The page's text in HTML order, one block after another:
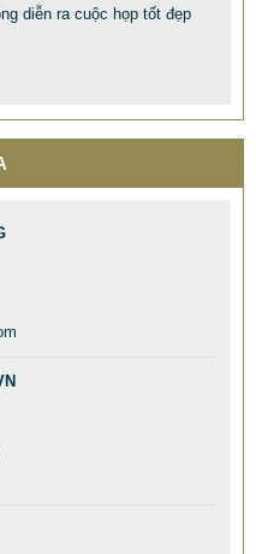
- XE ĐẨY HÀNH LÝ SÂN
VNĐ
304 GIA RE
diễn ra cuộc họp tốt đẹp